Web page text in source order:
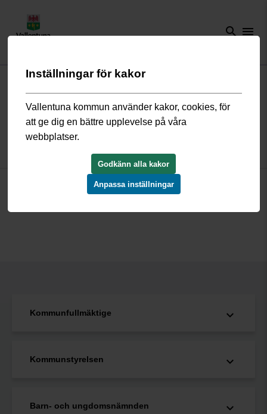
search menu
Start/Kommun och politik/ Politik och demokrati
Sammanträdeshandlingar och
protokoll 2024
Här hittar du länkarna till sammanträdeshandlingar och protokoll
Kommunfullmäktige
Kommunstyrelsen
Barn- och ungdomsnämnden
Inställningar för kakor
Vallentuna kommun använder kakor, cookies, för
att ge dig en bättre upplevelse på våra
webbplatser.
Godkänn alla kakor
Anpassa inställningar